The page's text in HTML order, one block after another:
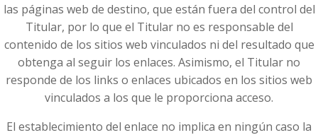
las páginas web de destino, que están fuera del control del
Titular, por lo que el Titular no es responsable del
contenido de los sitios web vinculados ni del resultado que
obtenga al seguir los enlaces. Asimismo, el Titular no
responde de los links o enlaces ubicados en los sitios web
vinculados a los que le proporciona acceso.
El establecimiento del enlace no implica en ningún caso la